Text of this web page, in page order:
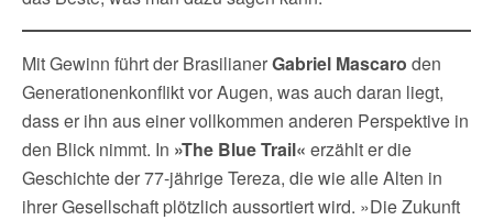
Mit Gewinn führt der BrasilianerGabriel Mascaro den
Generationenkonflikt vor Augen, was auch daran liegt,
dass er ihn aus einer vollkommen anderen Perspektive in
den Blick nimmt. In »The Blue Trail« erzählt er die
Geschichte der 77-jährige Tereza, die wie alle Alten in
ihrer Gesellschaft plötzlich aussortiert wird. »Die Zukunft